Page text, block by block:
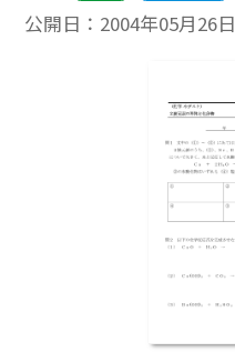
公開日： 2004年05月26日